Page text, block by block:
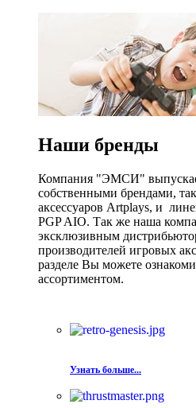
Наши бренды
Компания "ЭМСИ"
собственными брендами,
аксессуаров Artplays, и
PGP AIO. Так же наша
эксклюзивным
производителей игровых
разделе Вы можете
ассортиментом.
Узнать больше...